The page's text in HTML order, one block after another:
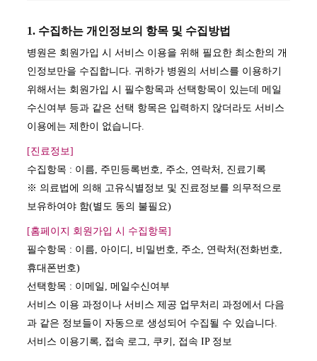
1. 수집하는 개인정보의 항목 및 수집방법
병원은 회원가입 시 서비스 이용을 위해 필요한 최소한의 개
인정보만을 수집합니다. 귀하가 병원의 서비스를 이용하기
위해서는 회원가입 시 필수항목과 선택항목이 있는데 메일
수신여부 등과 같은 선택 항목은 입력하지 않더라도 서비스
이용에는 제한이 없습니다.
[진료정보]
수집항목 : 이름, 주민등록번호, 주소, 연락처, 진료기록
※ 의료법에 의해 고유식별정보 및 진료정보를 의무적으로
보유하여야 함(별도 동의 불필요)
[홈페이지 회원가입 시 수집항목]
필수항목 : 이름, 아이디, 비밀번호, 주소, 연락처(전화번호,
휴대폰번호)
선택항목 : 이메일, 메일수신여부
서비스 이용 과정이나 서비스 제공 업무처리 과정에서 다음
과 같은 정보들이 자동으로 생성되어 수집될 수 있습니다.
서비스 이용기록, 접속 로그, 쿠키, 접속 IP 정보